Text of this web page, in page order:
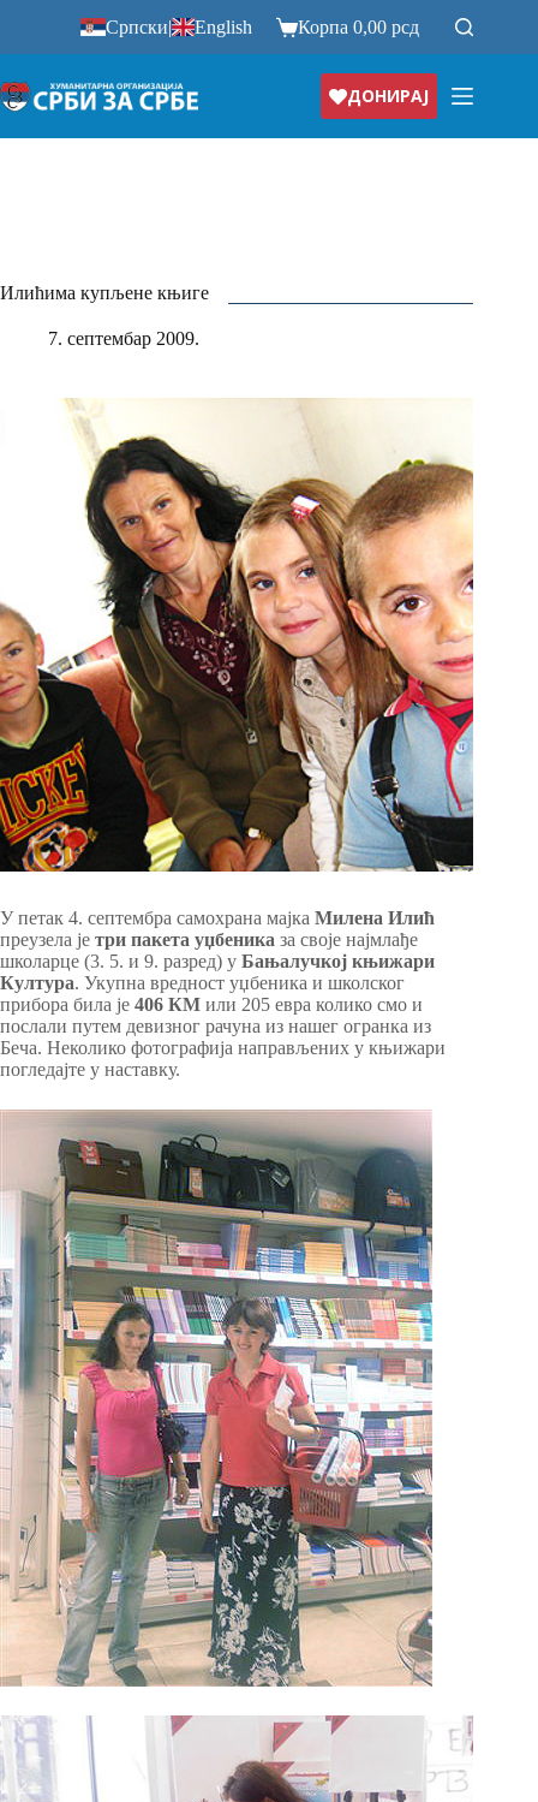
Српски| English Корпа0,00рсд
ДОНИРАЈ
Илићима купљене књиге
7. септембар 2009.
У петак 4. септембра самохрана мајка Милена Илић
преузела је три пакета уџбеника за своје најмлађе
школарце (3. 5. и 9. разред) у Бањалучкој књижари
Култура. Укупна вредност уџбеника и школског
прибора била је 406 КМ или 205 евра колико смо и
послали путем девизног рачуна из нашег огранка из
Беча. Неколико фотографија направљених у књижари
погледајте у наставку.